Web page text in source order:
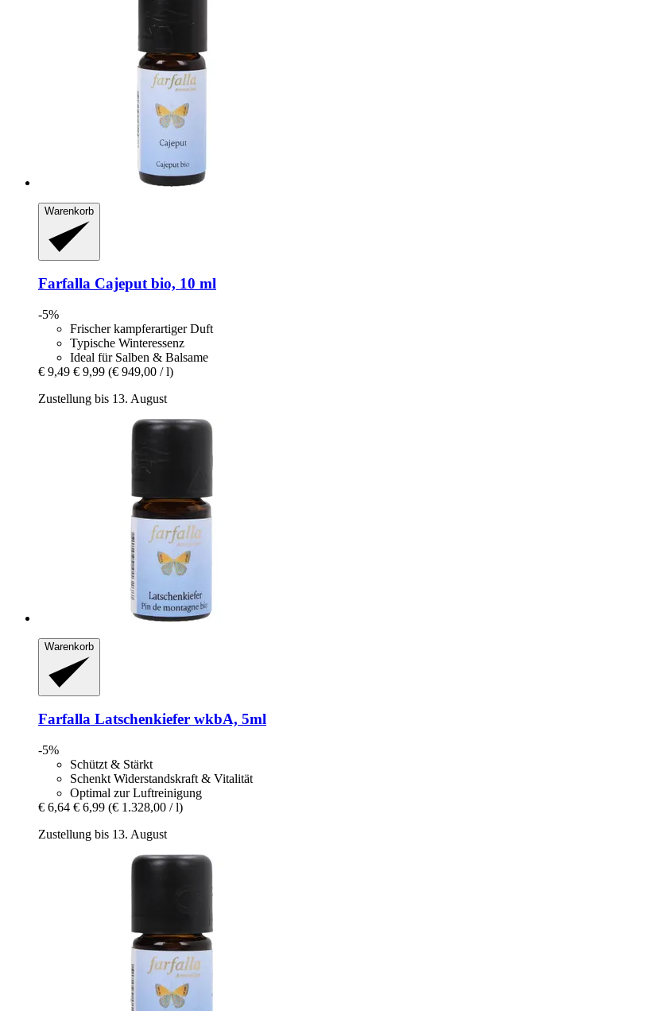
Warenkorb
Farfalla Cajeput bio, 10 ml
-5%
Frischer kampferartiger Duft
Typische Winteressenz
Ideal für Salben & Balsame
€ 9,49 € 9,99 (€ 949,00 / l)
Zustellung bis 13. August
Warenkorb
Farfalla Latschenkiefer wkbA, 5ml
-5%
Schützt & Stärkt
Schenkt Widerstandskraft & Vitalität
Optimal zur Luftreinigung
€ 6,64 € 6,99 (€ 1.328,00 / l)
Zustellung bis 13. August